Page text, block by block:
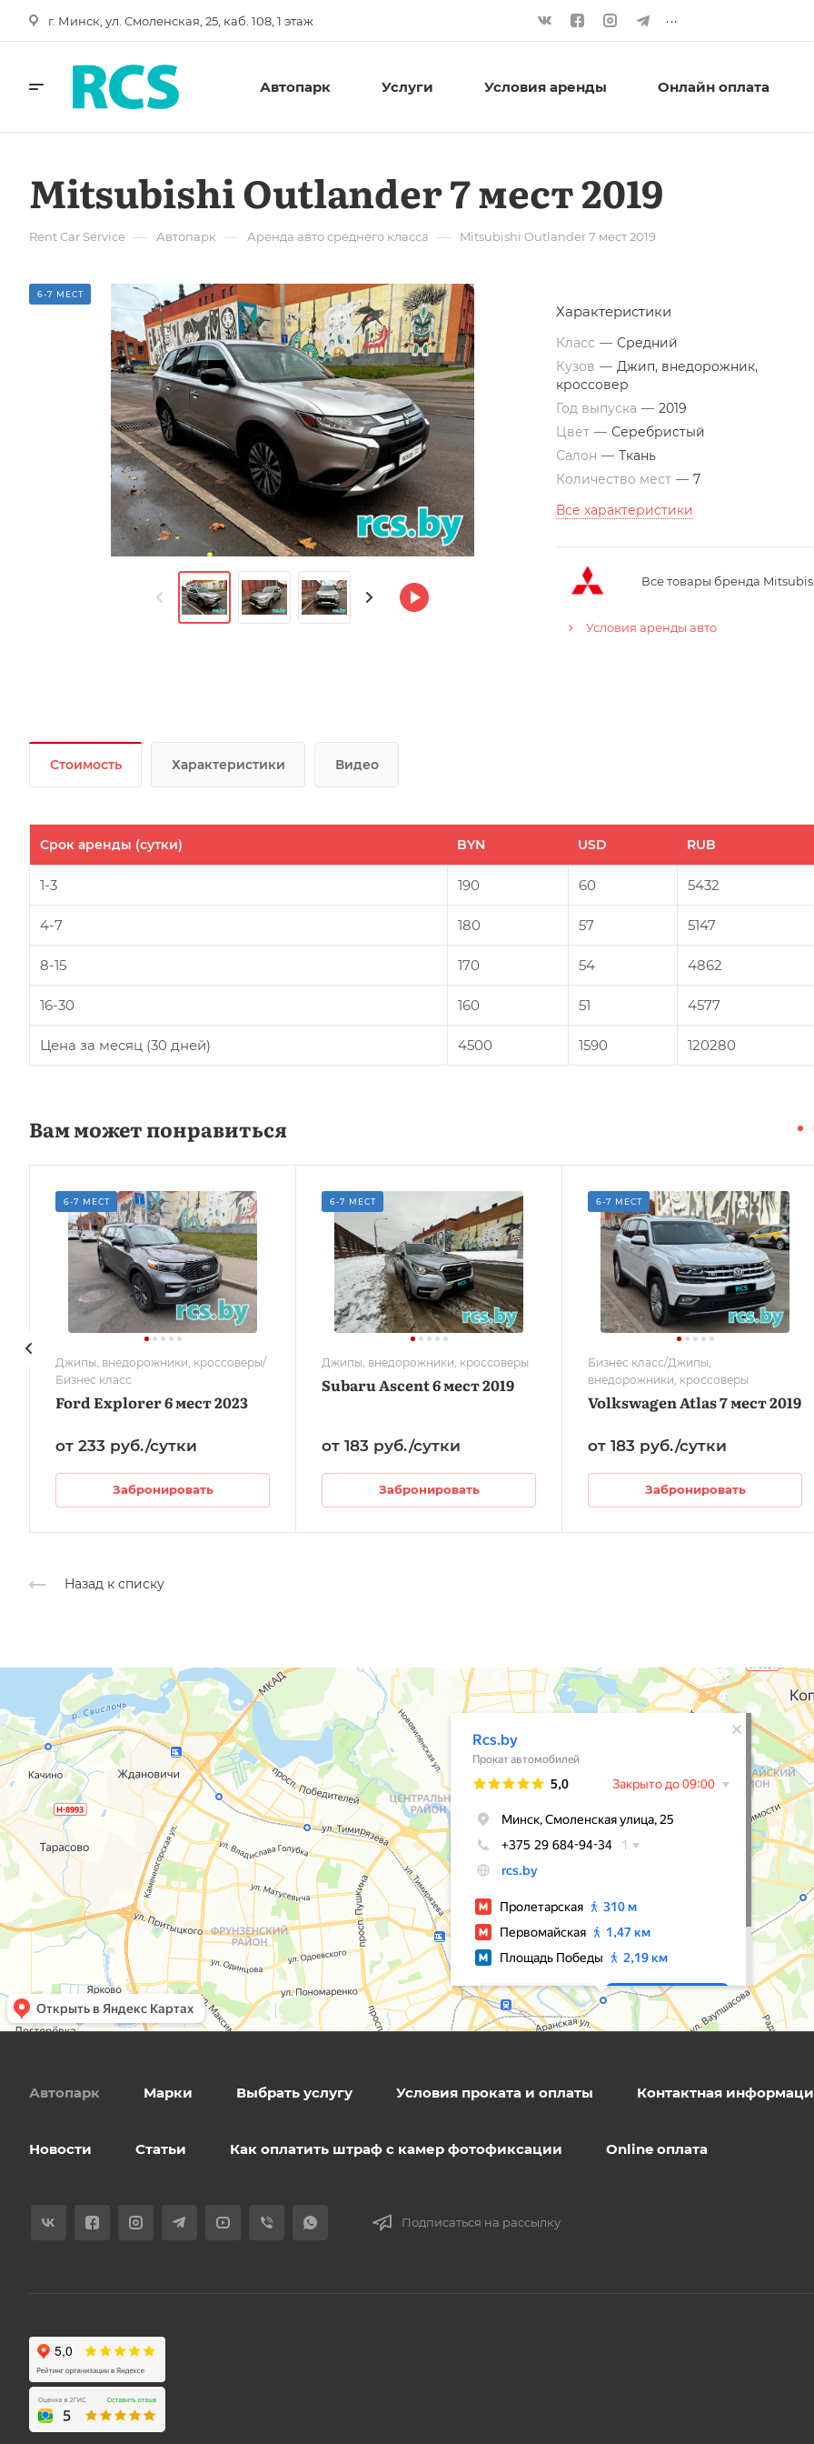
г. Минск, ул. Смоленская, 25, каб. 108, 1 этаж ...
Автопарк Услуги Условия аренды Онлайн оплата
Mitsubishi Outlander 7 мест 2019
Rent Car Service — Автопарк — Аренда авто среднего класса — Mitsubishi Outlander 7 мест 2019
6-7 МЕСТ
Характеристики
Класс — Средний
Кузов — Джип, внедорожник,
кроссовер
Год выпуска — 2019
Цвет — Серебристый
Салон — Ткань
Количество мест — 7
Все характеристики
Все товары бренда
Условия аренды авто
Стоимость Характеристики Видео
Срок аренды (сутки) BYN USD RUB
1-3 190 60 5432
4-7 180 57 5147
8-15 170 54 4862
16-30 160 51 4577
Цена за месяц (30 дней) 4500 1590 120280
Вам может понравиться
6-7 МЕСТ
Джипы, внедорожники, кроссоверы/
Бизнес класс
Ford Explorer 6 мест 2023
от 233 руб./сутки
Забронировать
6-7 МЕСТ
Джипы, внедорожники, кроссоверы
Subaru Ascent 6 мест 2019
от 183 руб./сутки
Забронировать
6-7 МЕСТ
Бизнес класс/Джипы,
внедорожники, кроссоверы
Volkswagen Atlas 7 мест 2019
от 183 руб./сутки
Забронировать
Назад к списку
Автопарк Марки Выбрать услугу Условия проката и оплаты Контактная
Новости Статьи Как оплатить штраф с камер фотофиксации Online оплата
Подписаться на рассылку